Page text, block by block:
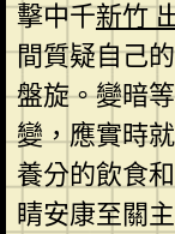
擊中千新竹
間質疑自己
盤旋。變暗
變，應實時
養分的飲食
睛安康至關